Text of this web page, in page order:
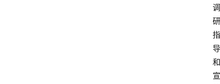
调
研
指
导
和
宣